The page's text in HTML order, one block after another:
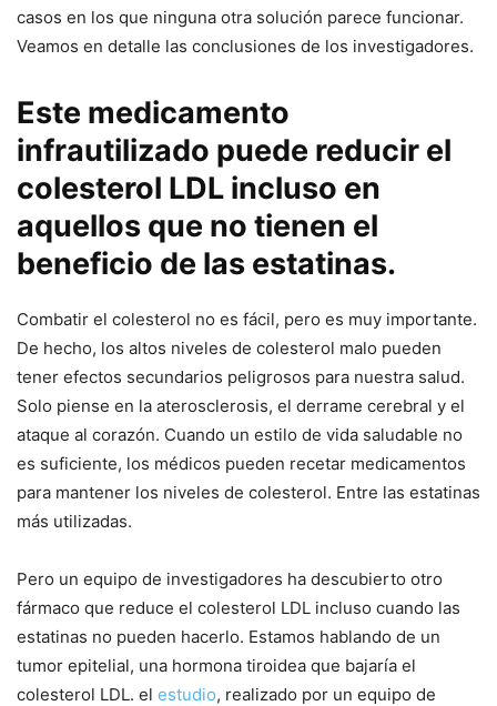
casos en los que ninguna otra solución parece funcionar.
Veamos en detalle las conclusiones de los investigadores.
Este medicamento
infrautilizado puede reducir el
colesterol LDL incluso en
aquellos que no tienen el
beneficio de las estatinas.
Combatir el colesterol no es fácil, pero es muy importante.
De hecho, los altos niveles de colesterol malo pueden
tener efectos secundarios peligrosos para nuestra salud.
Solo piense en la aterosclerosis, el derrame cerebral y el
ataque al corazón. Cuando un estilo de vida saludable no
es suficiente, los médicos pueden recetar medicamentos
para mantener los niveles de colesterol. Entre las estatinas
más utilizadas.
Pero un equipo de investigadores ha descubierto otro
fármaco que reduce el colesterol LDL incluso cuando las
estatinas no pueden hacerlo. Estamos hablando de un
tumor epitelial, una hormona tiroidea que bajaría el
colesterol LDL. el estudio, realizado por un equipo de